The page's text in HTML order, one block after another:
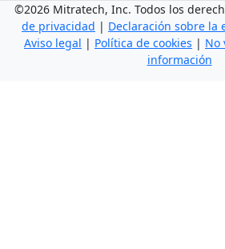
©2026 Mitratech, Inc. Todos los
de privacidad | Declaración sobre la
Aviso legal | Política de cookies | No
información